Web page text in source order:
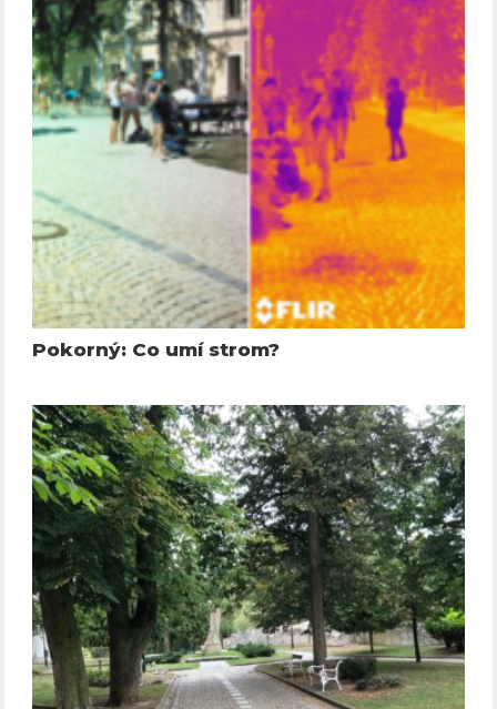
Pokorný: Co umí strom?